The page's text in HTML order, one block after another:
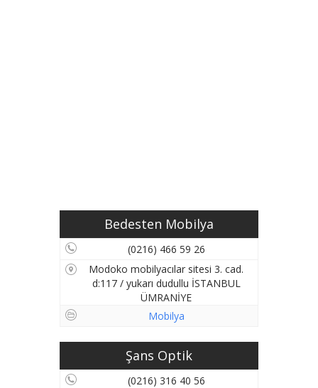
Bedesten Mobilya
(0216) 466 59 26
Modoko mobilyacılar sitesi 3. cad.
d:117 / yukarı dudullu İSTANBUL
ÜMRANİYE
Mobilya
Şans Optik
(0216) 316 40 56